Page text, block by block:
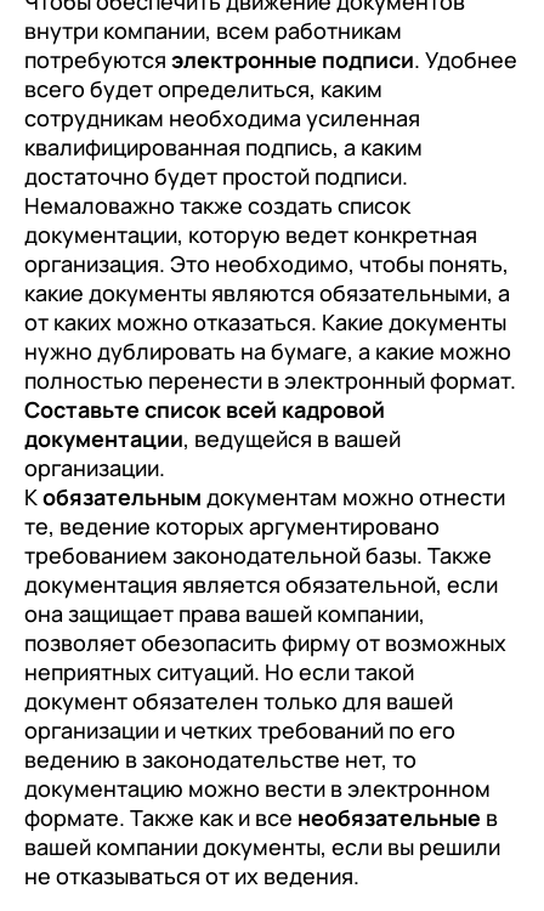
внутри компании, всем работникам
потребуются электронные подписи. Удобнее
всего будет определиться, каким
сотрудникам необходима усиленная
квалифицированная подпись, а каким
достаточно будет простой подписи.
Немаловажно также создать список
документации, которую ведет конкретная
организация. Это необходимо, чтобы понять,
какие документы являются обязательными, а
от каких можно отказаться. Какие документы
нужно дублировать на бумаге, а какие можно
полностью перенести в электронный формат.
Составьте список всей кадровой
документации, ведущейся в вашей
организации.
Кобязательным документам можно отнести
те, ведение которых аргументировано
требованием законодательной базы. Также
документация является обязательной, если
она защищает права вашей компании,
позволяет обезопасить фирму от возможных
неприятных ситуаций. Но если такой
документ обязателен только для вашей
организации и четких требований по его
ведению в законодательстве нет, то
документацию можно вести в электронном
формате. Также как и все необязательные в
вашей компании документы, если вы решили
не отказываться от их ведения.
+7 Номер телефона
Отправить
Я даю согласие на обработкуПерсональных
данныхв соответствии сПолитикой
Конфиденциальности
+7 Номер телефона
Отправить
Я даю согласие на обработкуПерсональных
данныхв соответствии сПолитикой
Конфиденциальности
+7 Номер телефона
Отправить
Я даю согласие на обработкуПерсональных
данныхв соответствии сПолитикой
Конфиденциальности
Перейти в корзину
Продолжить покупки